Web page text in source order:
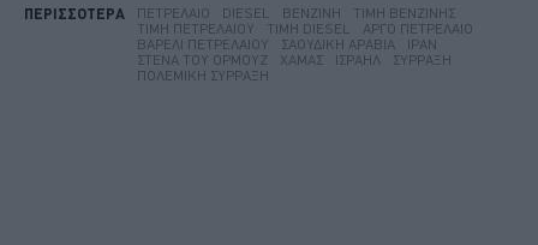
ΠΕΡΙΣΣΟΤΕΡΑ ΠΕΤΡΈΛΑΙΟ DIESEL ΒΕΝΖΊΝΗ
ΤΙΜΉ ΒΕΝΖΊΝΗΣ
ΤΙΜΉ ΠΕΤΡΕΛΑΊΟΥ
ΤΙΜΉ DIESEL
ΑΡΓΌ ΠΕΤΡΈΛΑΙΟ
ΒΑΡΈΛΙ ΠΕΤΡΕΛΑΊΟΥ
ΣΑΟΥΔΙΚΉ ΑΡΑΒΊΑ
ΙΡΆΝ
ΣΤΕΝΆ ΤΟΥ ΟΡΜΟΎΖ
ΧΑΜΆΣ ΙΣΡΑΉΛ
ΣΎΡΡΑΞΗ
ΠΟΛΕΜΙΚΉ ΣΎΡΡΑΞΗ